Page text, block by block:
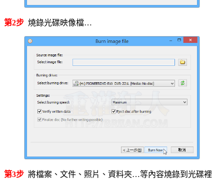
第2步 燒錄光碟映像檔…
第3步 將檔案、文件、照片、資料夾…等內容燒錄到光碟裡